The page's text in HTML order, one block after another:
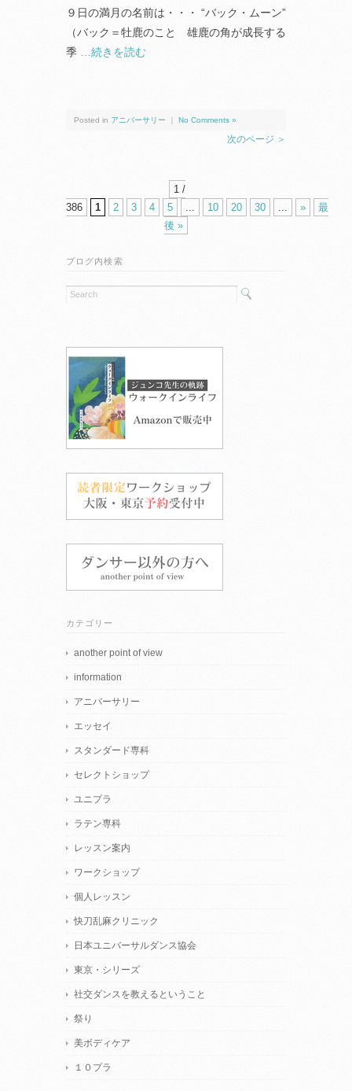
９日の満月の名前は・・・ “バック・ムーン”
（バック＝牡鹿のこと 雄鹿の角が成長する
季 …続きを読む
Posted in アニバーサリー No Comments »
次のページ ＞
1 /
386
1 2 3 4 5 ... 10 20 30 ... »
最
後 »
ブログ内検索
カテゴリー
another point of view
information
アニバーサリー
エッセイ
スタンダード専科
セレクトショップ
ユニプラ
ラテン専科
レッスン案内
ワークショップ
個人レッスン
快刀乱麻クリニック
日本ユニバーサルダンス協会
東京・シリーズ
社交ダンスを教えるということ
祭り
美ボディケア
１０プラ